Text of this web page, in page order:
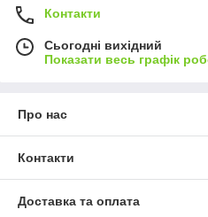
Контакти
Сьогодні вихідний
Показати весь графік
Про нас
Контакти
Доставка та оплата